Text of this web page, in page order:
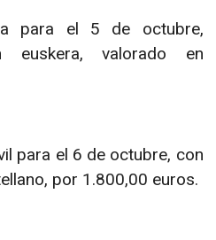
para el 5 de octubre,
euskera, valorado en
para el 6 de octubre, con
por 1.800,00 euros.